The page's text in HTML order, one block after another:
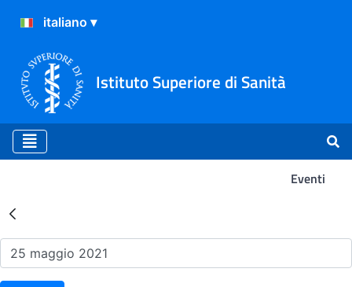
Istituto Superiore di Sanità
Eventi
Risultati della Ricerca -